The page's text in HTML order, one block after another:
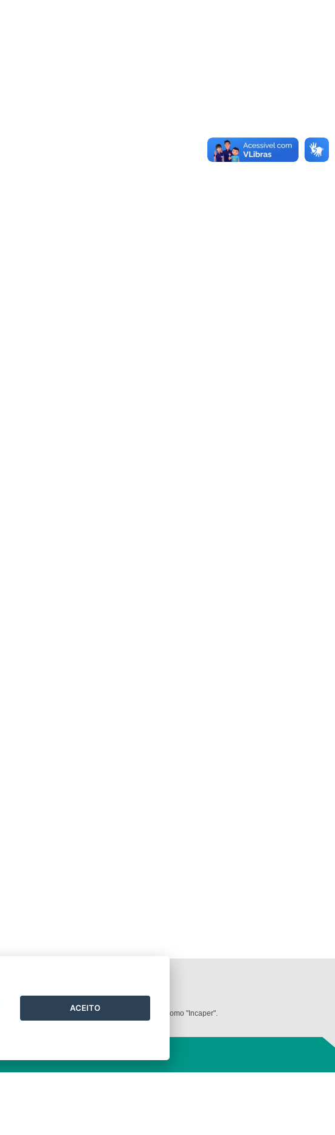
disponibilizados neste
e dados deve ser mencionada sempre como "Incaper".
ACEITO